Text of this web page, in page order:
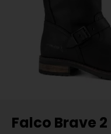
Falco Brave 2